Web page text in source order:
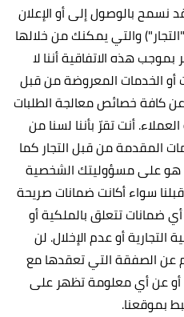
قد نسمح بالوصول إلى أو الإعلان
والتي يمكنك من خلالها
هذه الاتفاقية أننا لا
أو الخدمات المعروضة من قبل
عن كافة خصائص معالجة الطلبات
أنت تقرّ بأننا لسنا من
المقدمة من قبل التجار كما
هو على مسؤوليتك الشخصية
سواء أكانت ضمانات صريحة
ضمانات تتعلق بالملكية أو
أو عدم الإخلال. لن
عن الصفقة التي تعقدها مع
أو عن أي معلومة تظهر على
بموقعنا.